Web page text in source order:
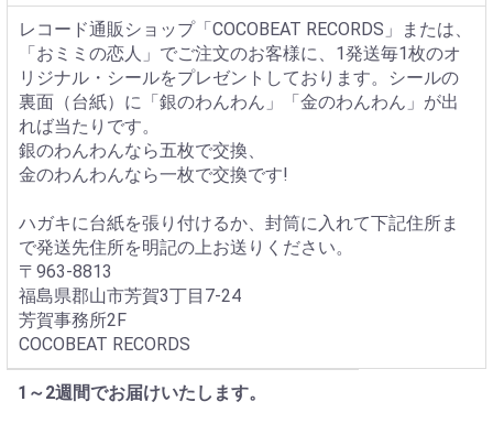
レコード通販ショップ「COCOBEAT RECORDS」または、
「おミミの恋人」でご注文のお客様に、1発送毎1枚のオ
リジナル・シールをプレゼントしております。シールの
裏面（台紙）に「銀のわんわん」「金のわんわん」が出
れば当たりです。
銀のわんわんなら五枚で交換、
金のわんわんなら一枚で交換です!
ハガキに台紙を張り付けるか、封筒に入れて下記住所ま
で発送先住所を明記の上お送りください。
〒963-8813
福島県郡山市芳賀3丁目7-24
芳賀事務所2F
COCOBEAT RECORDS
1～2週間でお届けいたします。